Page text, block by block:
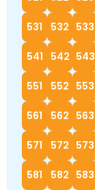
531 532 533
541 542 543
551 552 553
561 562 563
571 572 573
581 582 583